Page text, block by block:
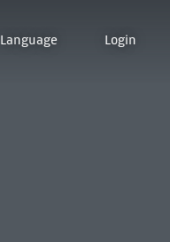
Language Login